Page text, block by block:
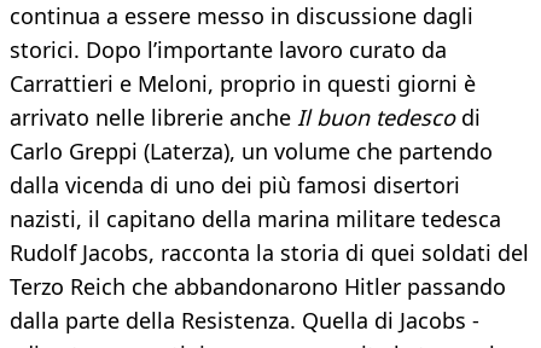
continua a essere messo in discussione dagli
storici. Dopo l’importante lavoro curato da
Carrattieri e Meloni, proprio in questi giorni è
arrivato nelle librerie anche Il buon tedescodi
Carlo Greppi (Laterza), un volume che partendo
dalla vicenda di uno dei più famosi disertori
nazisti, il capitano della marina militare tedesca
Rudolf Jacobs, racconta la storia di quei soldati del
Terzo Reich che abbandonarono Hitler passando
dalla parte della Resistenza. Quella di Jacobs -